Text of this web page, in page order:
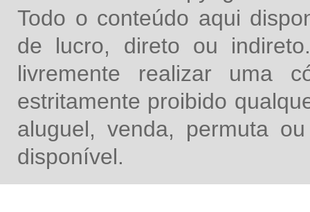
Todo o conteúdo aqui
de lucro, direto ou
livremente realizar uma
estritamente proibido
aluguel, venda, permuta
disponível.